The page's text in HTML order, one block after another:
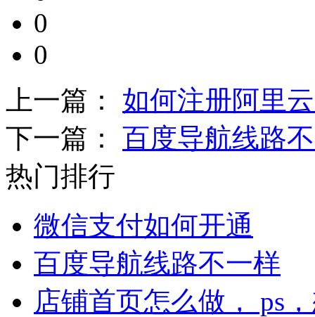
0
0
上一篇： 如何注册阿里
下一篇： 百度导航线路
热门排行
微信支付如何开通
百度导航线路不一样
店铺首页怎么做， ps